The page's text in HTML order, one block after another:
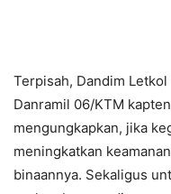
Terpisah, Dandim
Danramil 06/KTM
mengungkapkan, jika
meningkatkan
binaannya. Sekaligus